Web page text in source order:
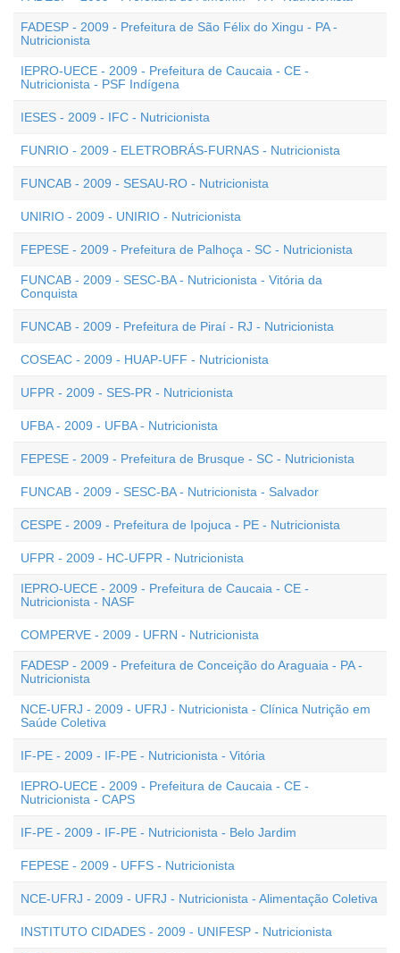
FADESP - 2009 - Prefeitura de São Félix do Xingu - PA -
Nutricionista
IEPRO-UECE - 2009 - Prefeitura de Caucaia - CE -
Nutricionista - PSF Indígena
IESES - 2009 - IFC - Nutricionista
FUNRIO - 2009 - ELETROBRÁS-FURNAS - Nutricionista
FUNCAB - 2009 - SESAU-RO - Nutricionista
UNIRIO - 2009 - UNIRIO - Nutricionista
FEPESE - 2009 - Prefeitura de Palhoça - SC - Nutricionista
FUNCAB - 2009 - SESC-BA - Nutricionista - Vitória da
Conquista
FUNCAB - 2009 - Prefeitura de Piraí - RJ - Nutricionista
COSEAC - 2009 - HUAP-UFF - Nutricionista
UFPR - 2009 - SES-PR - Nutricionista
UFBA - 2009 - UFBA - Nutricionista
FEPESE - 2009 - Prefeitura de Brusque - SC - Nutricionista
FUNCAB - 2009 - SESC-BA - Nutricionista - Salvador
CESPE - 2009 - Prefeitura de Ipojuca - PE - Nutricionista
UFPR - 2009 - HC-UFPR - Nutricionista
IEPRO-UECE - 2009 - Prefeitura de Caucaia - CE -
Nutricionista - NASF
COMPERVE - 2009 - UFRN - Nutricionista
FADESP - 2009 - Prefeitura de Conceição do Araguaia - PA -
Nutricionista
NCE-UFRJ - 2009 - UFRJ - Nutricionista - Clínica Nutrição em
Saúde Coletiva
IF-PE - 2009 - IF-PE - Nutricionista - Vitória
IEPRO-UECE - 2009 - Prefeitura de Caucaia - CE -
Nutricionista - CAPS
IF-PE - 2009 - IF-PE - Nutricionista - Belo Jardim
FEPESE - 2009 - UFFS - Nutricionista
NCE-UFRJ - 2009 - UFRJ - Nutricionista - Alimentação Coletiva
INSTITUTO CIDADES - 2009 - UNIFESP - Nutricionista